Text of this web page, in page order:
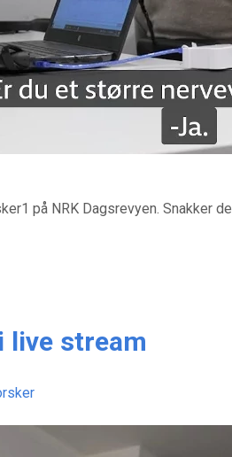
på NRK Dagsrevyen. Snakker
live stream